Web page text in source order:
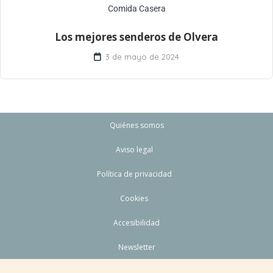
Comida Casera
Los mejores senderos de Olvera
3 de mayo de 2024
Quiénes somos
Aviso legal
Política de privacidad
Cookies
Accesibilidad
Newsletter